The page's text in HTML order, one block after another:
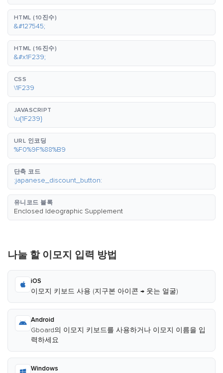
HTML (10진수)
&#127545;
HTML (16진수)
&#x1F239;
CSS
\1F239
JAVASCRIPT
\u{1F239}
URL 인코딩
%F0%9F%88%B9
단축 코드
:japanese_discount_button:
유니코드 블록
Enclosed Ideographic Supplement
나눌 할 이모지 입력 방법
iOS
이모지 키보드 사용 (지구본 아이콘 → 웃는 얼굴)
Android
Gboard의 이모지 키보드를 사용하거나 이모지 이름을 입
력하세요
Windows